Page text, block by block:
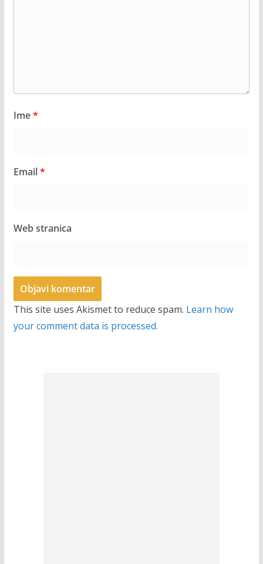
Ime*
Email*
Web stranica
This site uses Akismet to reduce spam. Learn how
your comment data is processed.